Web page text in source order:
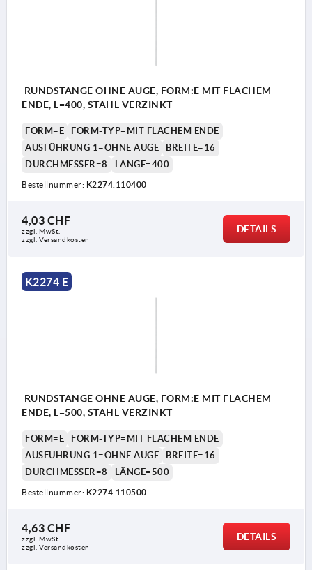
RUNDSTANGE OHNE AUGE, FORM:E MIT FLACHEM
ENDE, L=400, STAHL VERZINKT
FORM=E
FORM-TYP=MIT FLACHEM ENDE
AUSFÜHRUNG 1=OHNE AUGE
BREITE=16
DURCHMESSER=8
LÄNGE=400
Bestellnummer: K2274.110400
4,03 CHF
zzgl. MwSt.
zzgl. Versandkosten
DETAILS
K2274 E
RUNDSTANGE OHNE AUGE, FORM:E MIT FLACHEM
ENDE, L=500, STAHL VERZINKT
FORM=E
FORM-TYP=MIT FLACHEM ENDE
AUSFÜHRUNG 1=OHNE AUGE
BREITE=16
DURCHMESSER=8
LÄNGE=500
Bestellnummer: K2274.110500
4,63 CHF
zzgl. MwSt.
zzgl. Versandkosten
DETAILS